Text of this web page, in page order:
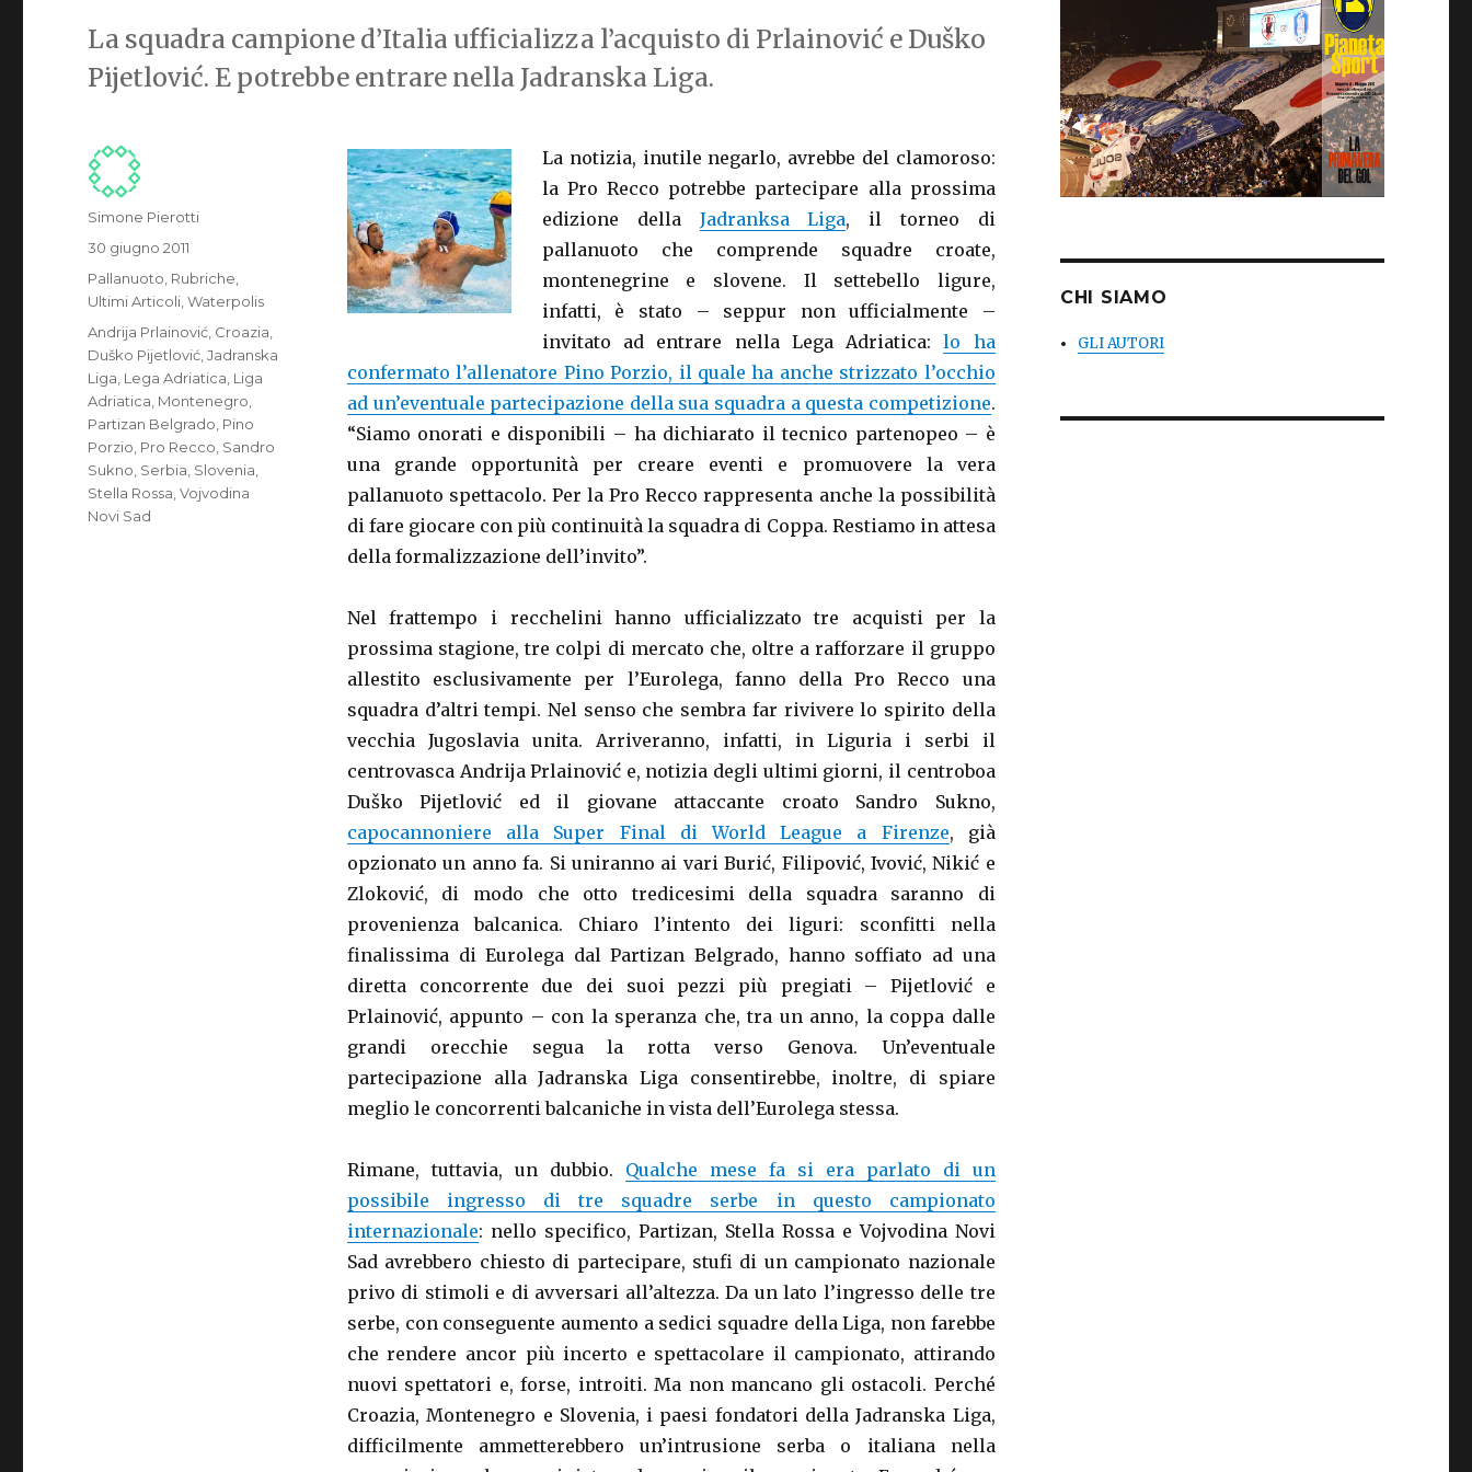
La squadra campione d’Italia ufficializza l’acquisto di Prlainović e Duško
Pijetlović. E potrebbe entrare nella Jadranska Liga.
La notizia, inutile negarlo, avrebbe del clamoroso:
la Pro Recco potrebbe partecipare alla prossima
edizione della Jadranksa Liga, il torneo di
pallanuoto che comprende squadre croate,
montenegrine e slovene. Il settebello ligure,
infatti, è stato – seppur non ufficialmente –
invitato ad entrare nella Lega Adriatica:lo ha
confermato l’allenatore Pino Porzio, il quale ha anche strizzato l’occhio
ad un’eventuale partecipazione della sua squadra a questa competizione.
“Siamo onorati e disponibili – ha dichiarato il tecnico partenopeo – è
una grande opportunità per creare eventi e promuovere la vera
pallanuoto spettacolo. Per la Pro Recco rappresenta anche la possibilità
di fare giocare con più continuità la squadra di Coppa. Restiamo in attesa
della formalizzazione dell’invito”.
Nel frattempo i recchelini hanno ufficializzato tre acquisti per la
prossima stagione, tre colpi di mercato che, oltre a rafforzare il gruppo
allestito esclusivamente per l’Eurolega, fanno della Pro Recco una
squadra d’altri tempi. Nel senso che sembra far rivivere lo spirito della
vecchia Jugoslavia unita. Arriveranno, infatti, in Liguria i serbi il
centrovasca Andrija Prlainović e, notizia degli ultimi giorni, il centroboa
Duško Pijetlović ed il giovane attaccante croato Sandro Sukno,
capocannoniere alla Super Final di World League a Firenze, già
opzionato un anno fa. Si uniranno ai vari Burić, Filipović, Ivović, Nikić e
Zloković, di modo che otto tredicesimi della squadra saranno di
provenienza balcanica. Chiaro l’intento dei liguri: sconfitti nella
finalissima di Eurolega dal Partizan Belgrado, hanno soffiato ad una
diretta concorrente due dei suoi pezzi più pregiati – Pijetlović e
Prlainović, appunto – con la speranza che, tra un anno, la coppa dalle
grandi orecchie segua la rotta verso Genova. Un’eventuale
partecipazione alla Jadranska Liga consentirebbe, inoltre, di spiare
meglio le concorrenti balcaniche in vista dell’Eurolega stessa.
Rimane, tuttavia, un dubbio. Qualche mese fa si era parlato di un
possibile ingresso di tre squadre serbe in questo campionato
internazionale: nello specifico, Partizan, Stella Rossa e Vojvodina Novi
Sad avrebbero chiesto di partecipare, stufi di un campionato nazionale
privo di stimoli e di avversari all’altezza. Da un lato l’ingresso delle tre
serbe, con conseguente aumento a sedici squadre della Liga, non farebbe
che rendere ancor più incerto e spettacolare il campionato, attirando
nuovi spettatori e, forse, introiti. Ma non mancano gli ostacoli. Perché
Croazia, Montenegro e Slovenia, i paesi fondatori della Jadranska Liga,
difficilmente ammetterebbero un’intrusione serba o italiana nella
Autore
Simone Pierotti
Pubblicato
il
30 giugno 2011
Categorie
Pallanuoto Rubriche
Ultimi Articoli ,Waterpolis
Tag
Andrija Prlainović Croazia
Duško Pijetlović ,Jadranska
Liga Lega Adriatica Liga
Adriatica Montenegro
Partizan Belgrado Pino
Porzio Pro Recco Sandro
Sukno Serbia Slovenia
Stella Rossa ,Vojvodina
Novi Sad
CHI SIAMO
GLI AUTORI